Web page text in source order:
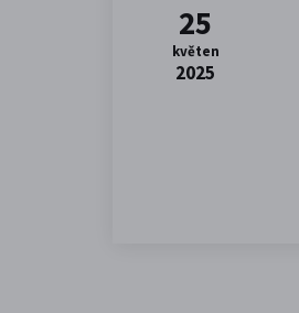
25
květen
2025